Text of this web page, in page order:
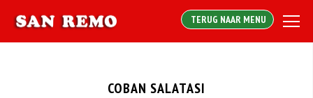
TERUG NAAR MENU
COBAN SALATASI